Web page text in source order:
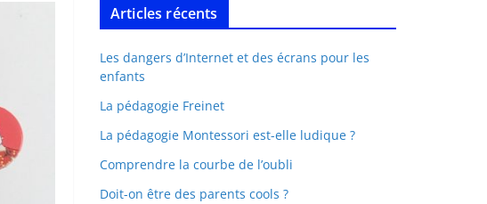
Articles récents
Les dangers d’Internet et des écrans pour les
enfants
La pédagogie Freinet
La pédagogie Montessori est-elle ludique ?
Comprendre la courbe de l’oubli
Doit-on être des parents cools ?